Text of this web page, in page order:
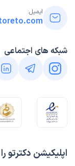
اپلیکیشن دکترتو
ایمیل:
شبکه های اجتماعی